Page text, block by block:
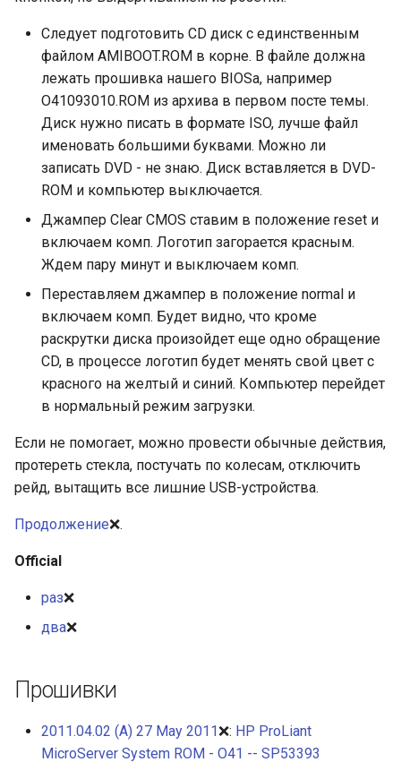
Следует подготовить CD диск с единственным
файлом AMIBOOT.ROM в корне. В файле должна
лежать прошивка нашего BIOSа, например
O41093010.ROM из архива в первом посте темы.
Диск нужно писать в формате ISO, лучше файл
именовать большими буквами. Можно ли
записать DVD - не знаю. Диск вставляется в DVD-
ROM и компьютер выключается.
Джампер Clear CMOS ставим в положение reset и
включаем комп. Логотип загорается красным.
Ждем пару минут и выключаем комп.
Переставляем джампер в положение normal и
включаем комп. Будет видно, что кроме
раскрутки диска произойдет еще одно обращение
CD, в процессе логотип будет менять свой цвет с
красного на желтый и синий. Компьютер перейдет
в нормальный режим загрузки.
Если не помогает, можно провести обычные действия,
протереть стекла, постучать по колесам, отключить
рейд, вытащить все лишние USB-устройства.
Продолжение❌.
Official
раз❌
два❌
Прошивки
2011.04.02 (A) 27 May 2011❌: HP ProLiant
MicroServer System ROM - O41 -- SP53393